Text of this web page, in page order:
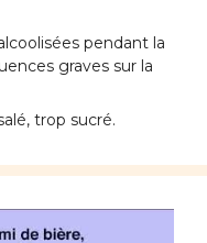
pendant la
graves sur la
trop sucré.